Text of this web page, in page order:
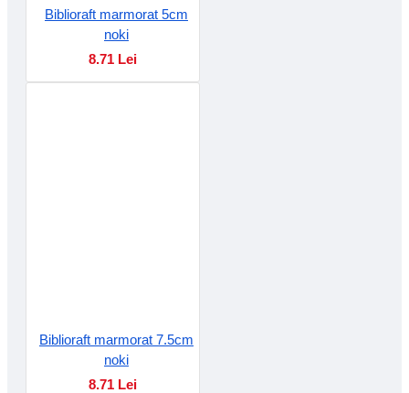
Biblioraft marmorat 5cm
noki
8.71 Lei
Biblioraft marmorat 7.5cm
noki
8.71 Lei